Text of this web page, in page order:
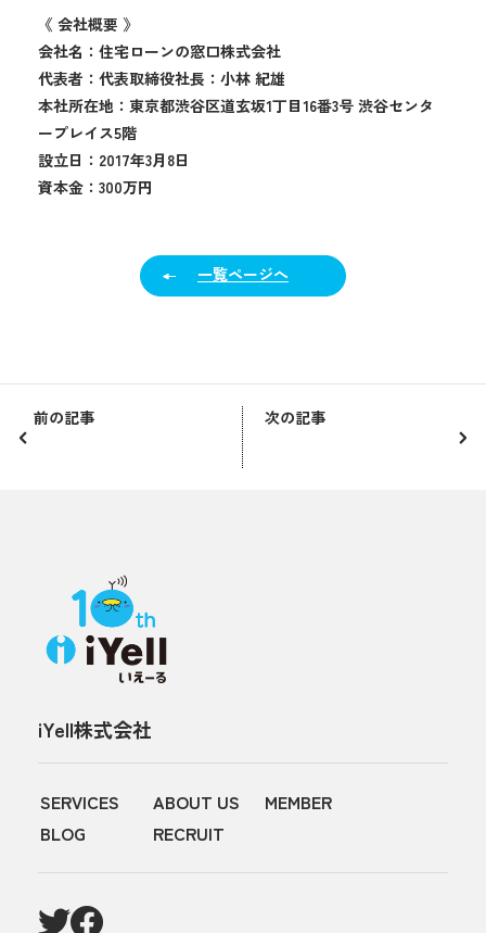
《 会社概要 》
会社名：住宅ローンの窓口株式会社
代表者：代表取締役社長：小林 紀雄
本社所在地：東京都渋谷区道玄坂1丁目16番3号 渋谷センタ
ープレイス5階
設立日：2017年3月8日
資本金：300万円
一覧ページへ
前の記事 次の記事
iYell株式会社
SERVICES ABOUT US
MEMBER
BLOG
RECRUIT